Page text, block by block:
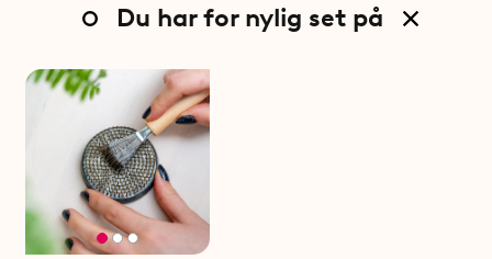
Du har for nylig set på